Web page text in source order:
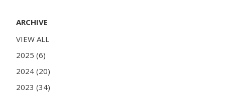
ARCHIVE
VIEW ALL
2025 (6)
2024 (20)
2023 (34)